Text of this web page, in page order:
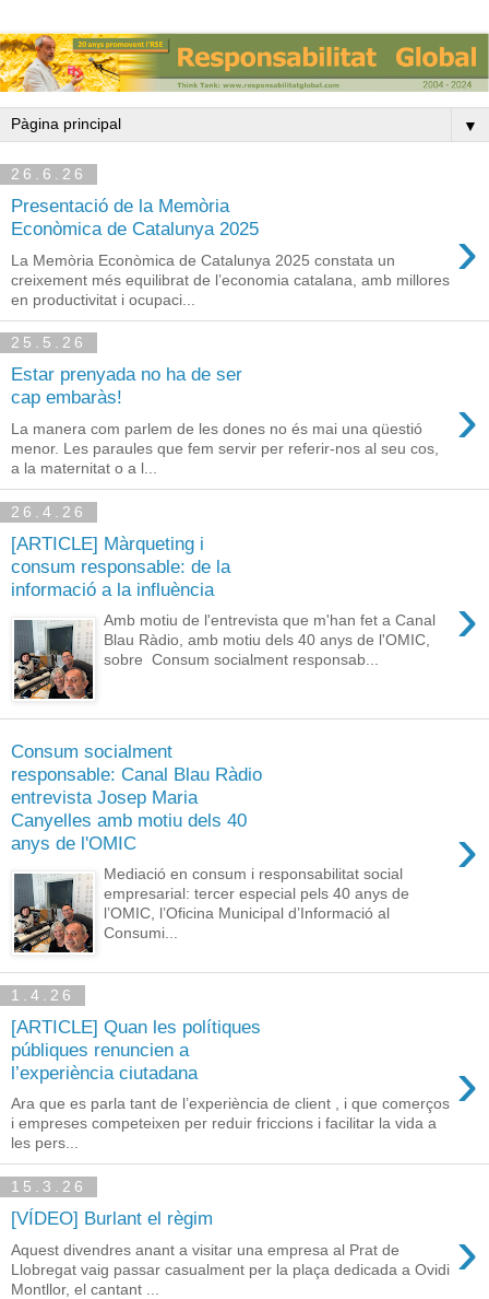
▼
26.6.26
Presentació de la Memòria
Econòmica de Catalunya 2025
›
La Memòria Econòmica de Catalunya 2025 constata un
creixement més equilibrat de l’economia catalana, amb millores
en productivitat i ocupaci...
25.5.26
Estar prenyada no ha de ser
cap embaràs!
›
La manera com parlem de les dones no és mai una qüestió
menor. Les paraules que fem servir per referir-nos al seu cos,
a la maternitat o a l...
26.4.26
[ARTICLE] Màrqueting i
consum responsable: de la
informació a la influència
›
Amb motiu de l'entrevista que m'han fet a Canal
Blau Ràdio, amb motiu dels 40 anys de l'OMIC,
sobre Consum socialment responsab...
Consum socialment
responsable: Canal Blau Ràdio
entrevista Josep Maria
Canyelles amb motiu dels 40
anys de l'OMIC
›
Mediació en consum i responsabilitat social
empresarial: tercer especial pels 40 anys de
l’OMIC, l’Oficina Municipal d’Informació al
Consumi...
1.4.26
[ARTICLE] Quan les polítiques
públiques renuncien a
l’experiència ciutadana
›
Ara que es parla tant de l’experiència de client , i que comerços
i empreses competeixen per reduir friccions i facilitar la vida a
les pers...
15.3.26
[VÍDEO] Burlant el règim ›
Aquest divendres anant a visitar una empresa al Prat de
Llobregat vaig passar casualment per la plaça dedicada a Ovidi
Montllor, el cantant ...